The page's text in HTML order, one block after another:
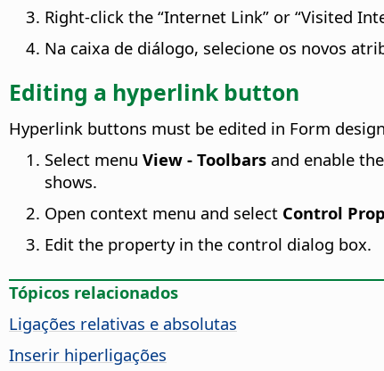
Right-click the “Internet Link” or “Visited
Na caixa de diálogo, selecione os novos
Editing a hyperlink button
Hyperlink buttons must be edited in Form
Select menu View - Toolbars and enable
shows.
Open context menu and select Control
Edit the property in the control dialog box.
Tópicos relacionados
Ligações relativas e absolutas
Inserir hiperligações